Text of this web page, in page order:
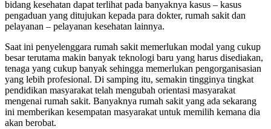
bidang kesehatan dapat terlihat pada banyaknya kasus – kasus
pengaduan yang ditujukan kepada para dokter, rumah sakit dan
pelayanan – pelayanan kesehatan lainnya.
Saat ini penyelenggara rumah sakit memerlukan modal yang cukup
besar terutama makin banyak teknologi baru yang harus disediakan,
tenaga yang cukup banyak sehingga memerlukan pengorganisasian
yang lebih profesional. Di samping itu, semakin tingginya tingkat
pendidikan masyarakat telah mengubah orientasi masyarakat
mengenai rumah sakit. Banyaknya rumah sakit yang ada sekarang
ini memberikan kesempatan masyarakat untuk memilih kemana dia
akan berobat.